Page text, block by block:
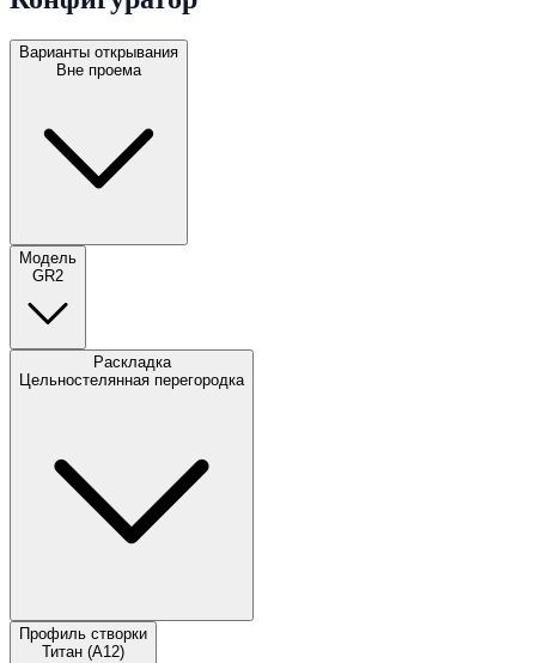
Варианты открывания
Вне проема
Модель
GR2
Раскладка
Цельностелянная перегородка
Профиль створки
Титан (А12)